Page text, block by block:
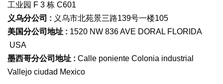
工业园 F 3 栋 C601
义乌分公司 : 义乌市北苑景三路139号一楼105
美国分公司地址 : 1520 NW 836 AVE DORAL FLORIDA
USA
墨西哥分公司地址 : Calle poniente Colonia industrial
Vallejo ciudad Mexico